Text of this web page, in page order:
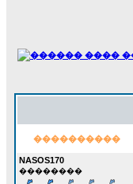
����������
NASOS170
��������